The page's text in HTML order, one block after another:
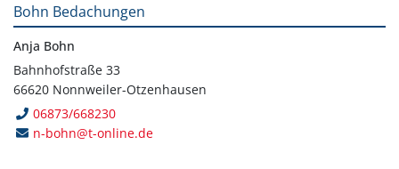
Bohn Bedachungen
Anja Bohn
Bahnhofstraße 33
66620 Nonnweiler-Otzenhausen
06873/668230
n-bohn@t-online.de